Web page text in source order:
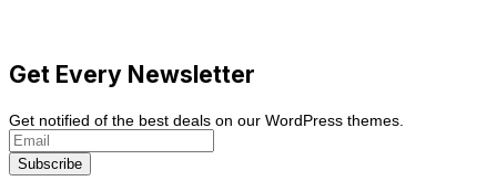
Get Every Newsletter
Get notified of the best deals on our WordPress themes.
Subscribe